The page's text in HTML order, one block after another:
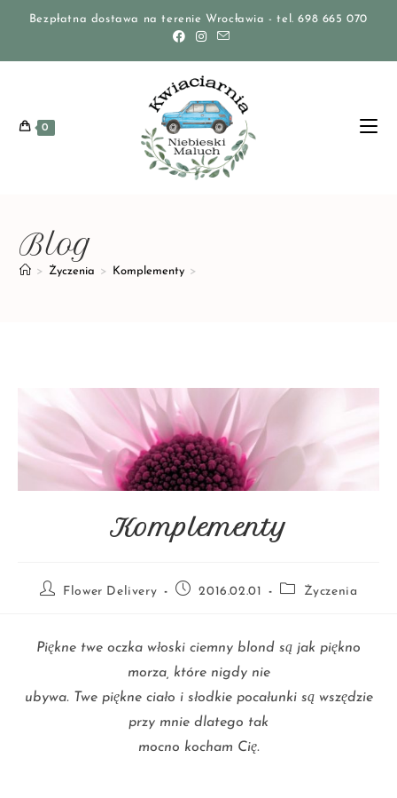
Bezpłatna dostawa na terenie Wrocławia - tel. 698 665 070
0
Blog
> Życzenia > Komplementy >
Komplementy
Flower Delivery 2016.02.01 Życzenia
Piękne twe oczka włoski ciemny blond są jak piękno
morza, które nigdy nie
ubywa. Twe piękne ciało i słodkie pocałunki są wszędzie
przy mnie dlatego tak
mocno kocham Cię.